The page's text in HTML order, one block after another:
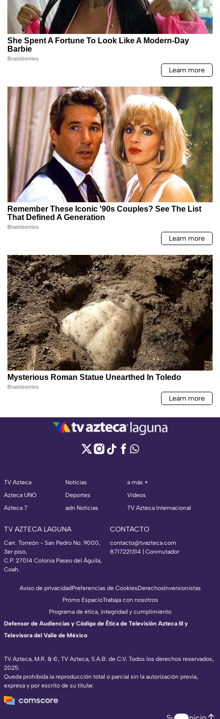
TV Azteca
Azteca UNO
Azteca 7
Noticias
Deportes
adn Noticias
a más +
Videos
TV Azteca Internacional
TV AZTECA LAGUNA
Carr. Torreón - San Pedro No. 9000,
3er piso,
C.P. 27014 Colonia Paseo del Águila,
Coah.
CONTACTO
contacto@tvazteca.com
8717221314 | Conmutador
TV Azteca, M.R. & ©, TV Azteca, S.A.B. de C.V. Todos los derechos reservados,
2025.
Queda prohibida la reproducción total o parcial sin la autorización previa,
expresa y por escrito de su titular.
Aviso de privacidadPreferencias de CookiesDerechosInversionistas
Promo EspacioTrabaja con nosotros
Programa de ética, integridad y cumplimiento
Defensor de Audiencias y Código de Ética de Televisión Azteca III y
Televisora del Valle de México